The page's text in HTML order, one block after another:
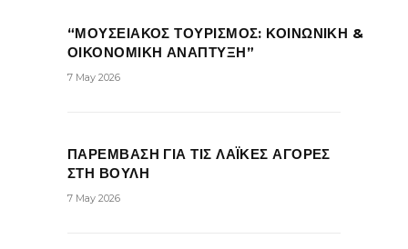
“ΜΟΥΣΕΙΑΚΟΣ ΤΟΥΡΙΣΜΟΣ: ΚΟΙΝΩΝΙΚΗ &
ΟΙΚΟΝΟΜΙΚΗ ΑΝΑΠΤΥΞΗ”
7 May 2026
ΠΑΡΕΜΒΑΣΗ ΓΙΑ ΤΙΣ ΛΑΪΚΕΣ ΑΓΟΡΕΣ
ΣΤΗ ΒΟΥΛΗ
7 May 2026